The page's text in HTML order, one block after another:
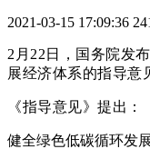
2021-03-15 17:09:36
2月22日，国务院发
展经济体系的指导意
《指导意见》提出 ：
健全绿色低碳循环发